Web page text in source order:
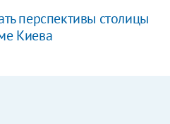
перспективы столицы
Киева